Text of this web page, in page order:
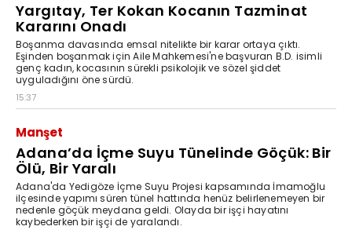
Yargıtay, Ter Kokan Kocanın Tazminat
Kararını Onadı
Boşanma davasında emsal nitelikte bir karar ortaya çıktı.
Eşinden boşanmak için Aile Mahkemesi'ne başvuran B.D. isimli
genç kadın, kocasının sürekli psikolojik ve sözel şiddet
uyguladığını öne sürdü.
15:37
Manşet
Adana’da İçme Suyu Tünelinde Göçük: Bir
Ölü, Bir Yaralı
Adana'da Yedigöze İçme Suyu Projesi kapsamında İmamoğlu
ilçesinde yapımı süren tünel hattında henüz belirlenemeyen bir
nedenle göçük meydana geldi. Olayda bir işçi hayatını
kaybederken bir işçi de yaralandı.